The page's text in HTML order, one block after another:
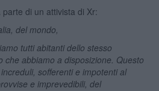
di un attivista di Xr:
del mondo,
tutti abitanti dello stesso
che abbiamo a disposizione. Questo
sofferenti e impotenti al
e imprevedibili, del